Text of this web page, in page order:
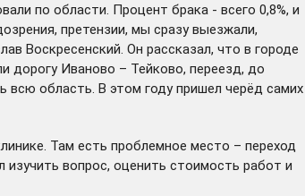
по области. Процент брака - всего 0,8%, и
претензии, мы сразу выезжали,
Воскресенский. Он рассказал, что в городе
дорогу Иваново – Тейково, переезд, до
всю область. В этом году пришел черёд самих
Там есть проблемное место – переход
изучить вопрос, оценить стоимость работ и